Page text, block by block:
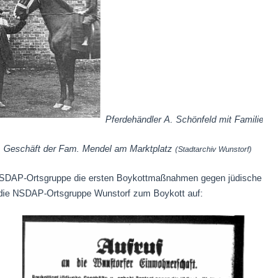
Pferdehändler A. Schönfeld mit
Geschäft der Fam. Mendel am Marktplatz(Stadtarchiv Wunstorf)
Ortsgruppe die ersten Boykottmaßnahmen gegen
NSDAP-Ortsgruppe Wunstorf zum Boykott auf: